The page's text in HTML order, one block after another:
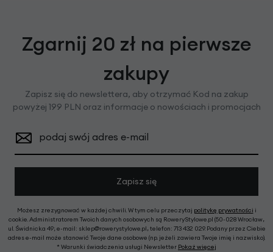
Zgarnij 20 zł na pierwsze
zakupy
Zapisz się do newslettera, aby otrzymać Kod na zakup
powyżej 199 PLN oraz informacje o nowościach i promocjach
podaj swój adres e-mail
Zapisz się
Możesz zrezygnować w każdej chwili. W tym celu przeczytaj politykę prywatności i
cookie. Administratorem Twoich danych osobowych są RoweryStylowe.pl (50-028 Wrocław,
ul. Świdnicka 49; e-mail: sklep@rowerystylowe.pl, telefon: 713 432 029. Podany przez Ciebie
adres e-mail może stanowić Twoje dane osobowe (np. jeżeli zawiera Twoje imię i nazwisko).
* Warunki świadczenia usługi Newsletter Pokaż więcej